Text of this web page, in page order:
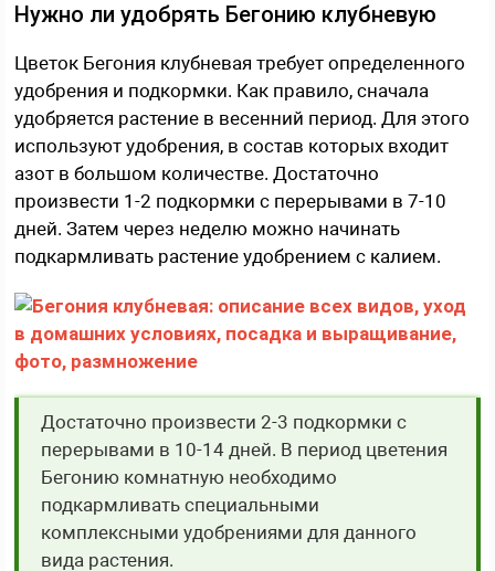
Нужно ли удобрять Бегонию клубневую
Цветок Бегония клубневая требует определенного
удобрения и подкормки. Как правило, сначала
удобряется растение в весенний период. Для этого
используют удобрения, в состав которых входит
азот в большом количестве. Достаточно
произвести 1-2 подкормки с перерывами в 7-10
дней. Затем через неделю можно начинать
подкармливать растение удобрением с калием.
Достаточно произвести 2-3 подкормки с
перерывами в 10-14 дней. В период цветения
Бегонию комнатную необходимо
подкармливать специальными
комплексными удобрениями для данного
вида растения.